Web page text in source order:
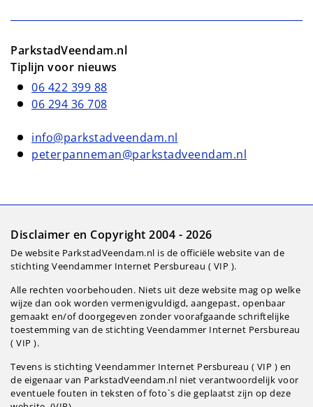
ParkstadVeendam.nl
Tiplijn voor nieuws
06 422 399 88
06 294 36 708
info@parkstadveendam.nl
peterpanneman@parkstadveendam.nl
Disclaimer en Copyright 2004 - 2026
De website ParkstadVeendam.nl is de officiële website van de
stichting Veendammer Internet Persbureau ( VIP ).
Alle rechten voorbehouden. Niets uit deze website mag op welke
wijze dan ook worden vermenigvuldigd, aangepast, openbaar
gemaakt en/of doorgegeven zonder voorafgaande schriftelijke
toestemming van de stichting Veendammer Internet Persbureau
( VIP ).
Tevens is stichting Veendammer Internet Persbureau ( VIP ) en
de eigenaar van ParkstadVeendam.nl niet verantwoordelijk voor
eventuele fouten in teksten of foto`s die geplaatst zijn op deze